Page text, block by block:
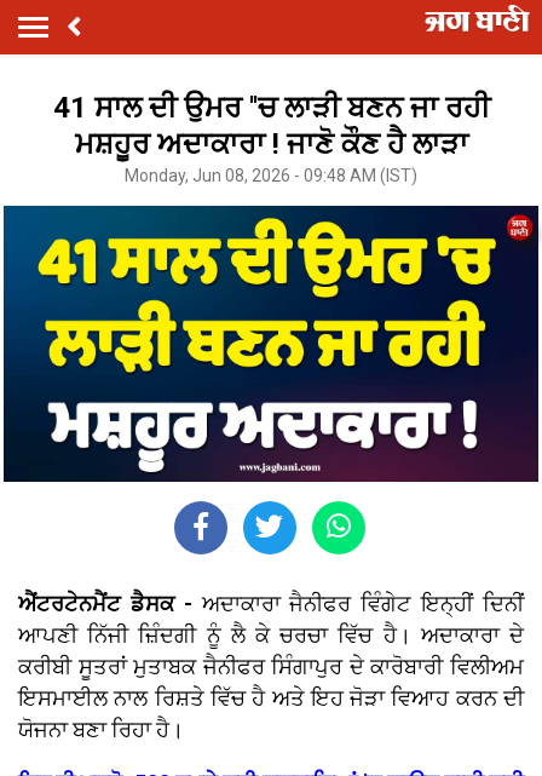
41 ਸਾਲ ਦੀ ਉਮਰ ''ਚ ਲਾੜੀ ਬਣਨ ਜਾ ਰਹੀ
ਮਸ਼ਹੂਰ ਅਦਾਕਾਰਾ ! ਜਾਣੋ ਕੌਣ ਹੈ ਲਾੜਾ
Monday, Jun 08, 2026 - 09:48 AM (IST)
ਐਂਟਰਟੇਨਮੈਂਟ ਡੈਸਕ - ਅਦਾਕਾਰਾ ਜੈਨੀਫਰ ਵਿੰਗੇਟ ਇਨ੍ਹੀਂ ਦਿਨੀਂ
ਆਪਣੀ ਨਿੱਜੀ ਜ਼ਿੰਦਗੀ ਨੂੰ ਲੈ ਕੇ ਚਰਚਾ ਵਿੱਚ ਹੈ। ਅਦਾਕਾਰਾ ਦੇ
ਕਰੀਬੀ ਸੂਤਰਾਂ ਮੁਤਾਬਕ ਜੈਨੀਫਰ ਸਿੰਗਾਪੁਰ ਦੇ ਕਾਰੋਬਾਰੀ ਵਿਲੀਅਮ
ਇਸਮਾਈਲ ਨਾਲ ਰਿਸ਼ਤੇ ਵਿੱਚ ਹੈ ਅਤੇ ਇਹ ਜੋੜਾ ਵਿਆਹ ਕਰਨ ਦੀ
ਯੋਜਨਾ ਬਣਾ ਰਿਹਾ ਹੈ।